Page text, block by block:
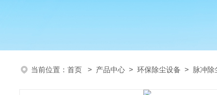
当前位置： 首页 > 产品中心 > 环保除尘设备 > 脉冲除